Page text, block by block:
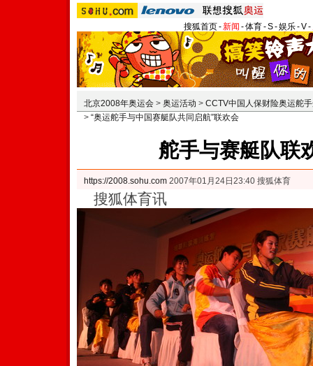
搜狐首页-新闻 -体育-S-娱乐-V-
北京2008年奥运会 > 奥运活动 > CCTV中国人保财险奥运舵
> “奥运舵手与中国赛艇队共同启航”联欢会
舵手与赛艇队联
https://2008.sohu.com 2007年01月24日23:40 搜狐体育
搜狐体育讯